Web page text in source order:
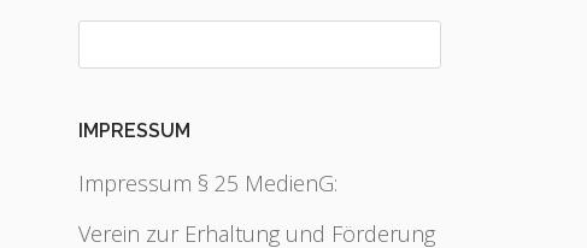
IMPRESSUM
Impressum § 25 MedienG:
Verein zur Erhaltung und Förderung